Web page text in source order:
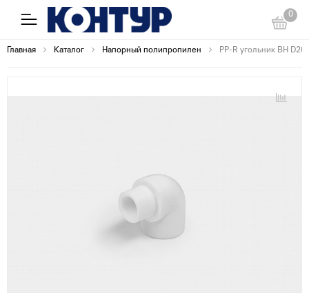
0
Главная Каталог Напорный полипропилен PP-R угольник ВН